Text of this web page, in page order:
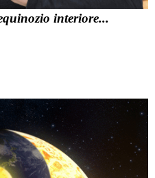
interiore...